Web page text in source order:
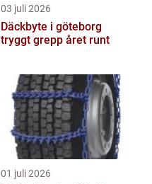
03 juli 2026
Däckbyte i göteborg
tryggt grepp året runt
01 juli 2026